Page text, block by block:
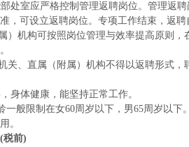
处室应严格控制管理返聘岗位。管理返
，可设立返聘岗位。专项工作结束，返
）机构可按照岗位管理与效率提高原则
关、直属（附属）机构不得以返聘形式，
身体健康，能坚持正常工作。
一般限制在女60周岁以下，男65周岁以下
。
(税前)